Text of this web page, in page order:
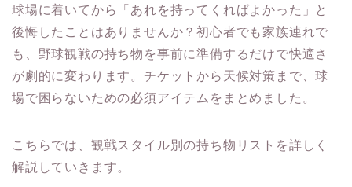
球場に着いてから「あれを持ってくればよかった」と
後悔したことはありませんか？初心者でも家族連れで
も、野球観戦の持ち物を事前に準備するだけで快適さ
が劇的に変わります。チケットから天候対策まで、球
場で困らないための必須アイテムをまとめました。
こちらでは、観戦スタイル別の持ち物リストを詳しく
解説していきます。